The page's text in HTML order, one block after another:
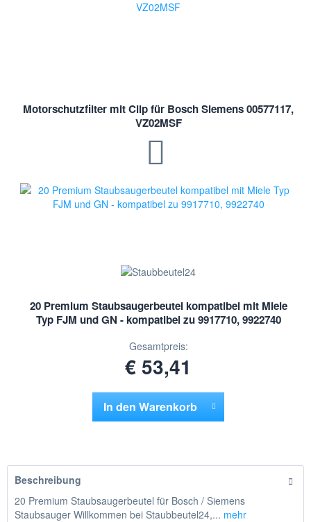
Motorschutzfilter mit Clip für Bosch Siemens 00577117,
VZ02MSF
20 Premium Staubsaugerbeutel kompatibel mit Miele
Typ FJM und GN - kompatibel zu 9917710, 9922740
Gesamtpreis:
€ 53,41
In den Warenkorb
Beschreibung
20 Premium Staubsaugerbeutel für Bosch / Siemens
Staubsauger Willkommen bei Staubbeutel24,... mehr